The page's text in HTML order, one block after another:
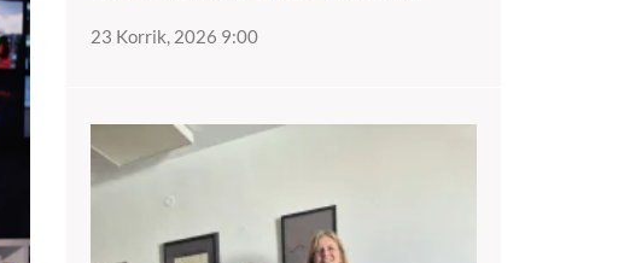
23 Korrik, 2026 9:00